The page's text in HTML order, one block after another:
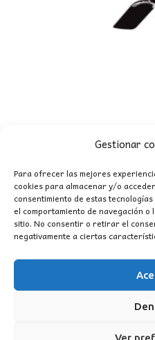
Gestionar
Para ofrecer las mejores
cookies para almacenar y/o
consentimiento de estas
el comportamiento de navegación
sitio. No consentir o retirar el
negativamente a ciertas
Ver
VENTILADOR 5
101,65€